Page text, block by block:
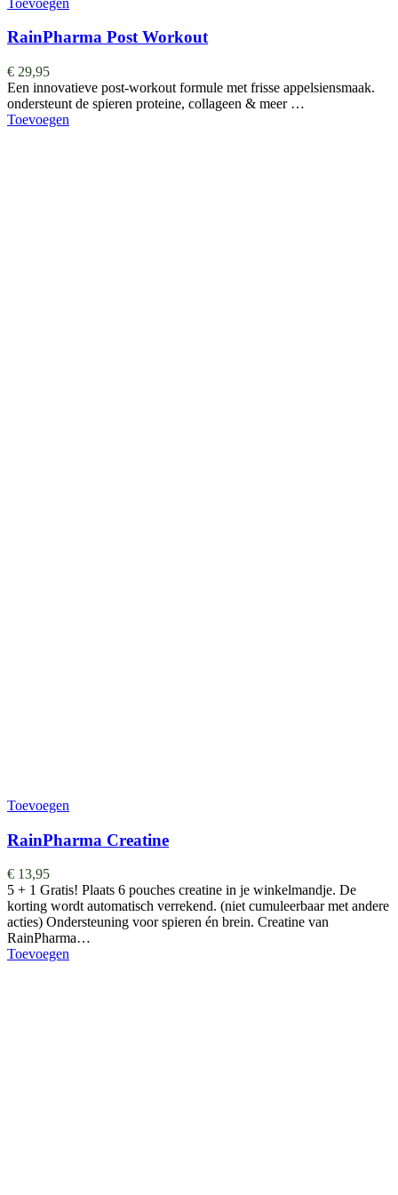
RainPharma Post Workout
€ 29,95
Een innovatieve post-workout formule met frisse appelsiensmaak.
ondersteunt de spieren proteine, collageen & meer …
Toevoegen
Toevoegen
RainPharma Creatine
€ 13,95
5 + 1 Gratis! Plaats 6 pouches creatine in je winkelmandje. De
korting wordt automatisch verrekend. (niet cumuleerbaar met andere
acties) Ondersteuning voor spieren én brein. Creatine van
RainPharma…
Toevoegen